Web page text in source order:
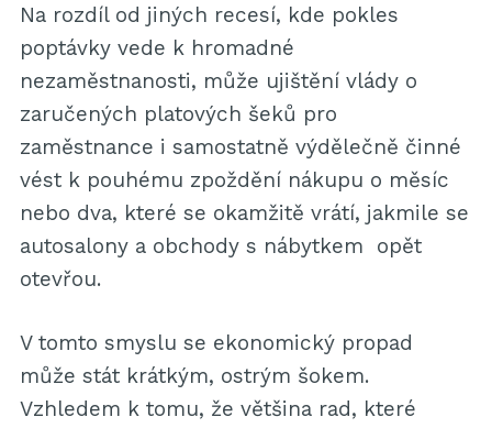
Na rozdíl od jiných recesí, kde pokles
poptávky vede k hromadné
nezaměstnanosti, může ujištění vlády o
zaručených platových šeků pro
zaměstnance i samostatně výdělečně činné
vést k pouhému zpoždění nákupu o měsíc
nebo dva, které se okamžitě vrátí, jakmile se
autosalony a obchody s nábytkem opět
otevřou.
V tomto smyslu se ekonomický propad
může stát krátkým, ostrým šokem.
Vzhledem k tomu, že většina rad, které